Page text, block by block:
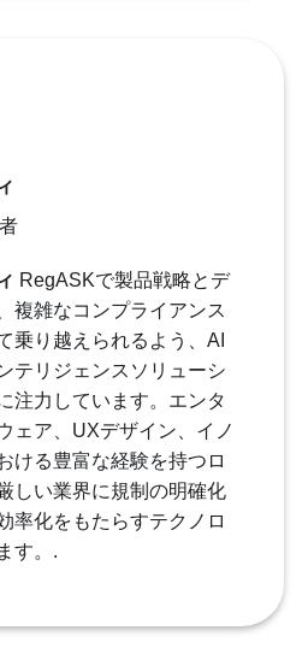
RegASKで製品戦略とデ
複雑なコンプライアンス
乗り越えられるよう、AI
テリジェンスソリューシ
注力しています。エンタ
ェア、UXデザイン、イノ
ける豊富な経験を持つロ
しい業界に規制の明確化
率化をもたらすテクノロ
す。.